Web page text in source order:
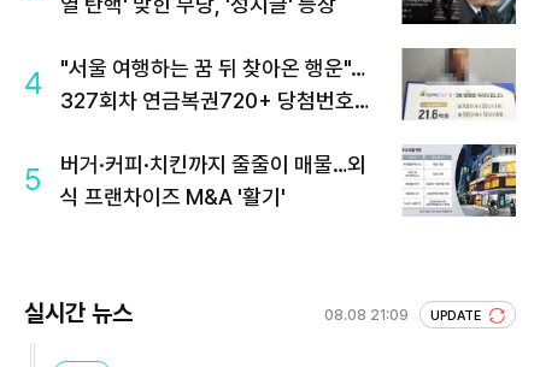
4
"서울 여행하는 꿈 뒤 찾아온 행운"…
327회차 연금복권720+ 당첨번호조
5
버거·커피·치킨까지 줄줄이 매물…외
식 프랜차이즈 M&A '활기'
실시간 뉴스 08.08 21:09 UPDATE